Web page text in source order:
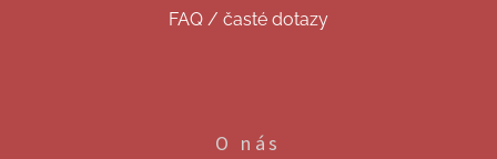
FAQ / časté dotazy
O nás